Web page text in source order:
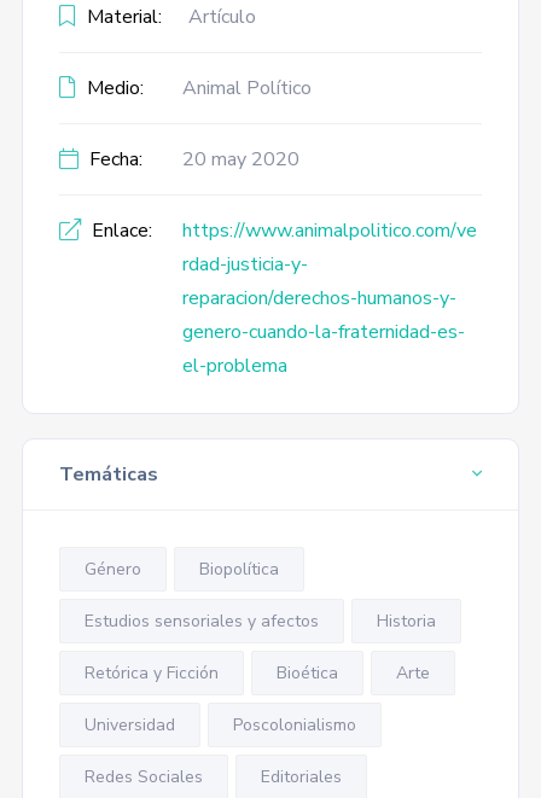
Material: Artículo
Medio: Animal Político
Fecha: 20 may 2020
Enlace:
https://www.animalpolitico.com/ve
rdad-justicia-y-
reparacion/derechos-humanos-y-
genero-cuando-la-fraternidad-es-
el-problema
Temáticas
Género Biopolítica
Estudios sensoriales y afectos Historia
Retórica y Ficción Bioética Arte
Universidad Poscolonialismo
Redes Sociales Editoriales